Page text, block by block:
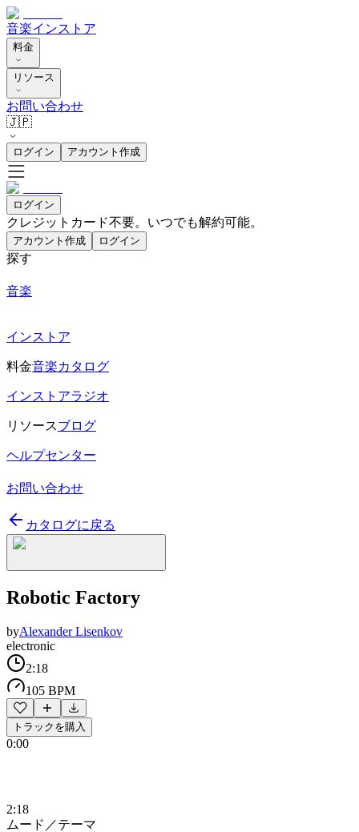
音楽インストア
料金
リソース
お問い合わせ
🇯🇵
ログイン アカウント作成
ログイン
クレジットカード不要。いつでも解約可能。
アカウント作成 ログイン
探す
音楽
インストア
料金音楽カタログ
インストアラジオ
リソースブログ
ヘルプセンター
お問い合わせ
カタログに戻る
Robotic Factory
byAlexander Lisenkov
electronic
2:18
105 BPM
トラックを購入
0:00
2:18
ムード／テーマ